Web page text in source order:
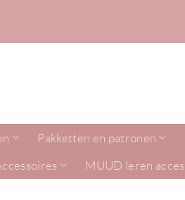
Pakketten en patronen
MUUD leren